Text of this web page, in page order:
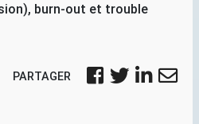
burn-out et trouble
PARTAGER